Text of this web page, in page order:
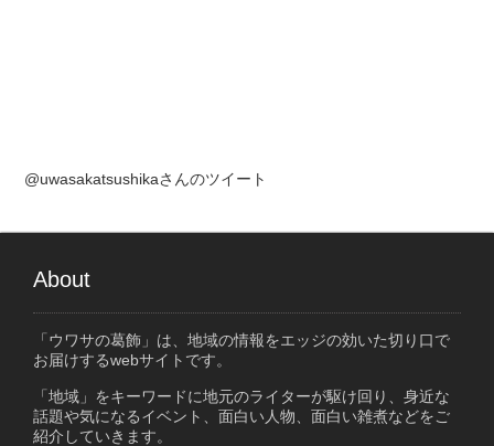
@uwasakatsushikaさんのツイート
About
「ウワサの葛飾」は、地域の情報をエッジの効いた切り口で
お届けするwebサイトです。
「地域」をキーワードに地元のライターが駆け回り、身近な
話題や気になるイベント、面白い人物、面白い雑煮などをご
紹介していきます。